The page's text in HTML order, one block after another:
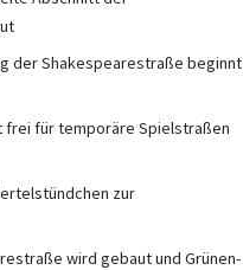
der Shakespearestraße beginnt
frei für temporäre Spielstraßen
zur
wird gebaut und Grünen-